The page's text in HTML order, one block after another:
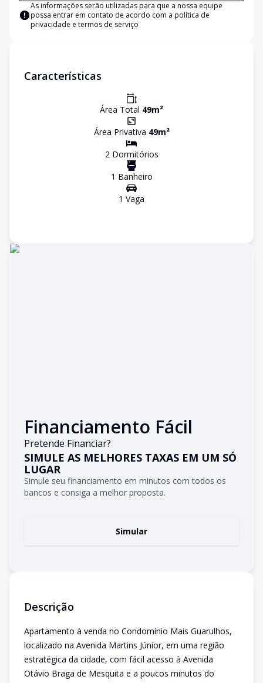
As informações serão utilizadas para que a nossa equipe
possa entrar em contato de acordo com a política de
privacidade e termos de serviço
Características
Área Total 49m²
Área Privativa 49m²
2Dormitórios
1 Banheiro
1 Vaga
Financiamento Fácil
Pretende Financiar?
SIMULE AS MELHORES TAXAS EM UM SÓ
LUGAR
Simule seu financiamento em minutos com todos os
bancos e consiga a melhor proposta.
Simular
Descrição
Apartamento à venda no Condomínio Mais Guarulhos,
localizado na Avenida Martins Júnior, em uma região
estratégica da cidade, com fácil acesso à Avenida
Otávio Braga de Mesquita e a poucos minutos do